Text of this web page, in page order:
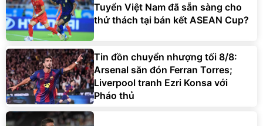
Tuyển Việt Nam đã sẵn sàng cho
thử thách tại bán kết ASEAN Cup?
Tin đồn chuyển nhượng tối 8/8:
Arsenal săn đón Ferran Torres;
Liverpool tranh Ezri Konsa với
Pháo thủ